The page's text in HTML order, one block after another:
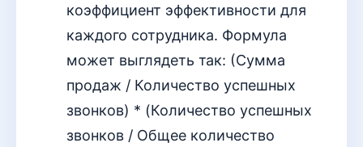
коэффициент эффективности для
каждого сотрудника. Формула
может выглядеть так: (Сумма
продаж / Количество успешных
звонков) * (Количество успешных
звонков / Общее количество